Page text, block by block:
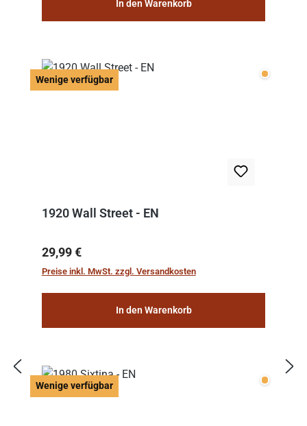
In den Warenkorb
Wenige verfügbar Wenige
1920 Wall Street - EN
Regulärer Preis:
29,99 €
Preise inkl. MwSt. zzgl. Versandkosten
In den Warenkorb
Wenige verfügbar Wenige